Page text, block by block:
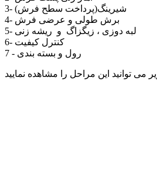
3- شیرینگ(پرداخت سطح فرش)
4- برش طولی و عرضی فرش
5- لبه دوزی ، زیگزاگ و ریشه زنی
6- کنترل کیفیت
7 - رول و بسته بندی